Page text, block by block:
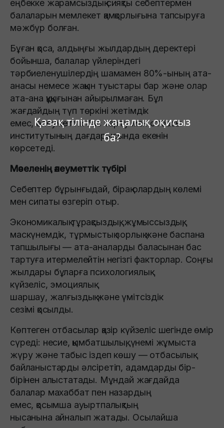
Қазақ тілінде жаңалық оқисыз
ба?
еңбекке жарамсыздық сияқты себептермен
балаларын мемлекет қамқорлығына тапсыруға
мәжбүр болған.
Бұған қоса, алдыңғы жылдардың деректері
бойынша, балалар үйлеріндегі
тәрбиеленушілердің шамамен 80%-ының ата-
анасы немесе жақын туыстары бар және олар
ата-ана құқығынан айырылмаған. Бұл
жағдайдың түп төркіні жетімдік
емес, әлеуметтік бас тарту мен отбасы
институтының дағдарысында екенін
көрсетеді.
Мәселенің әлеуметтік түбірі
Себептер бұрынғыдай, бірақ олардың көлемі
мен сипаты өзгеріп отыр.
Экономикалық тұрақсыздық, жұмыссыздық,
маскүнемдік, тұрмыстық зорлық және баспана
тапшылығы — ата-аналарды баласынан бас
тартуға итермелейтін негізгі факторлар. Соңғы
жылдары бұларға психологиялық
күйзеліс, эмоциялық
шаршау, жалғыздық және үмітсіздік
сезімі қосылды.
Көптеген отбасылар қазір күйзеліс шегінде өмір
сүреді: несие, қымбатшылық, үнемі жұмыста
жүру және табыс іздеп көшу — отбасылық
байланыстарды әлсіретіп, адамдарды бір-
бірінен алыстатады. Мұндай жағдайда
балалар махаббат пен назардың
емес, қосымша ауыртпалықтың
нысанына айналып жатады. Осылайша